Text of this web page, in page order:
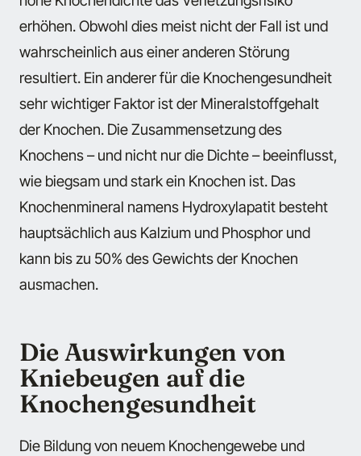
erhöhen. Obwohl dies meist nicht der Fall ist und
wahrscheinlich aus einer anderen Störung
resultiert. Ein anderer für die Knochengesundheit
sehr wichtiger Faktor ist der Mineralstoffgehalt
der Knochen. Die Zusammensetzung des
Knochens – und nicht nur die Dichte – beeinflusst,
wie biegsam und stark ein Knochen ist. Das
Knochenmineral namens Hydroxylapatit besteht
hauptsächlich aus Kalzium und Phosphor und
kann bis zu 50% des Gewichts der Knochen
ausmachen.
Die Auswirkungen von
Kniebeugen auf die
Knochengesundheit
Die Bildung von neuem Knochengewebe und